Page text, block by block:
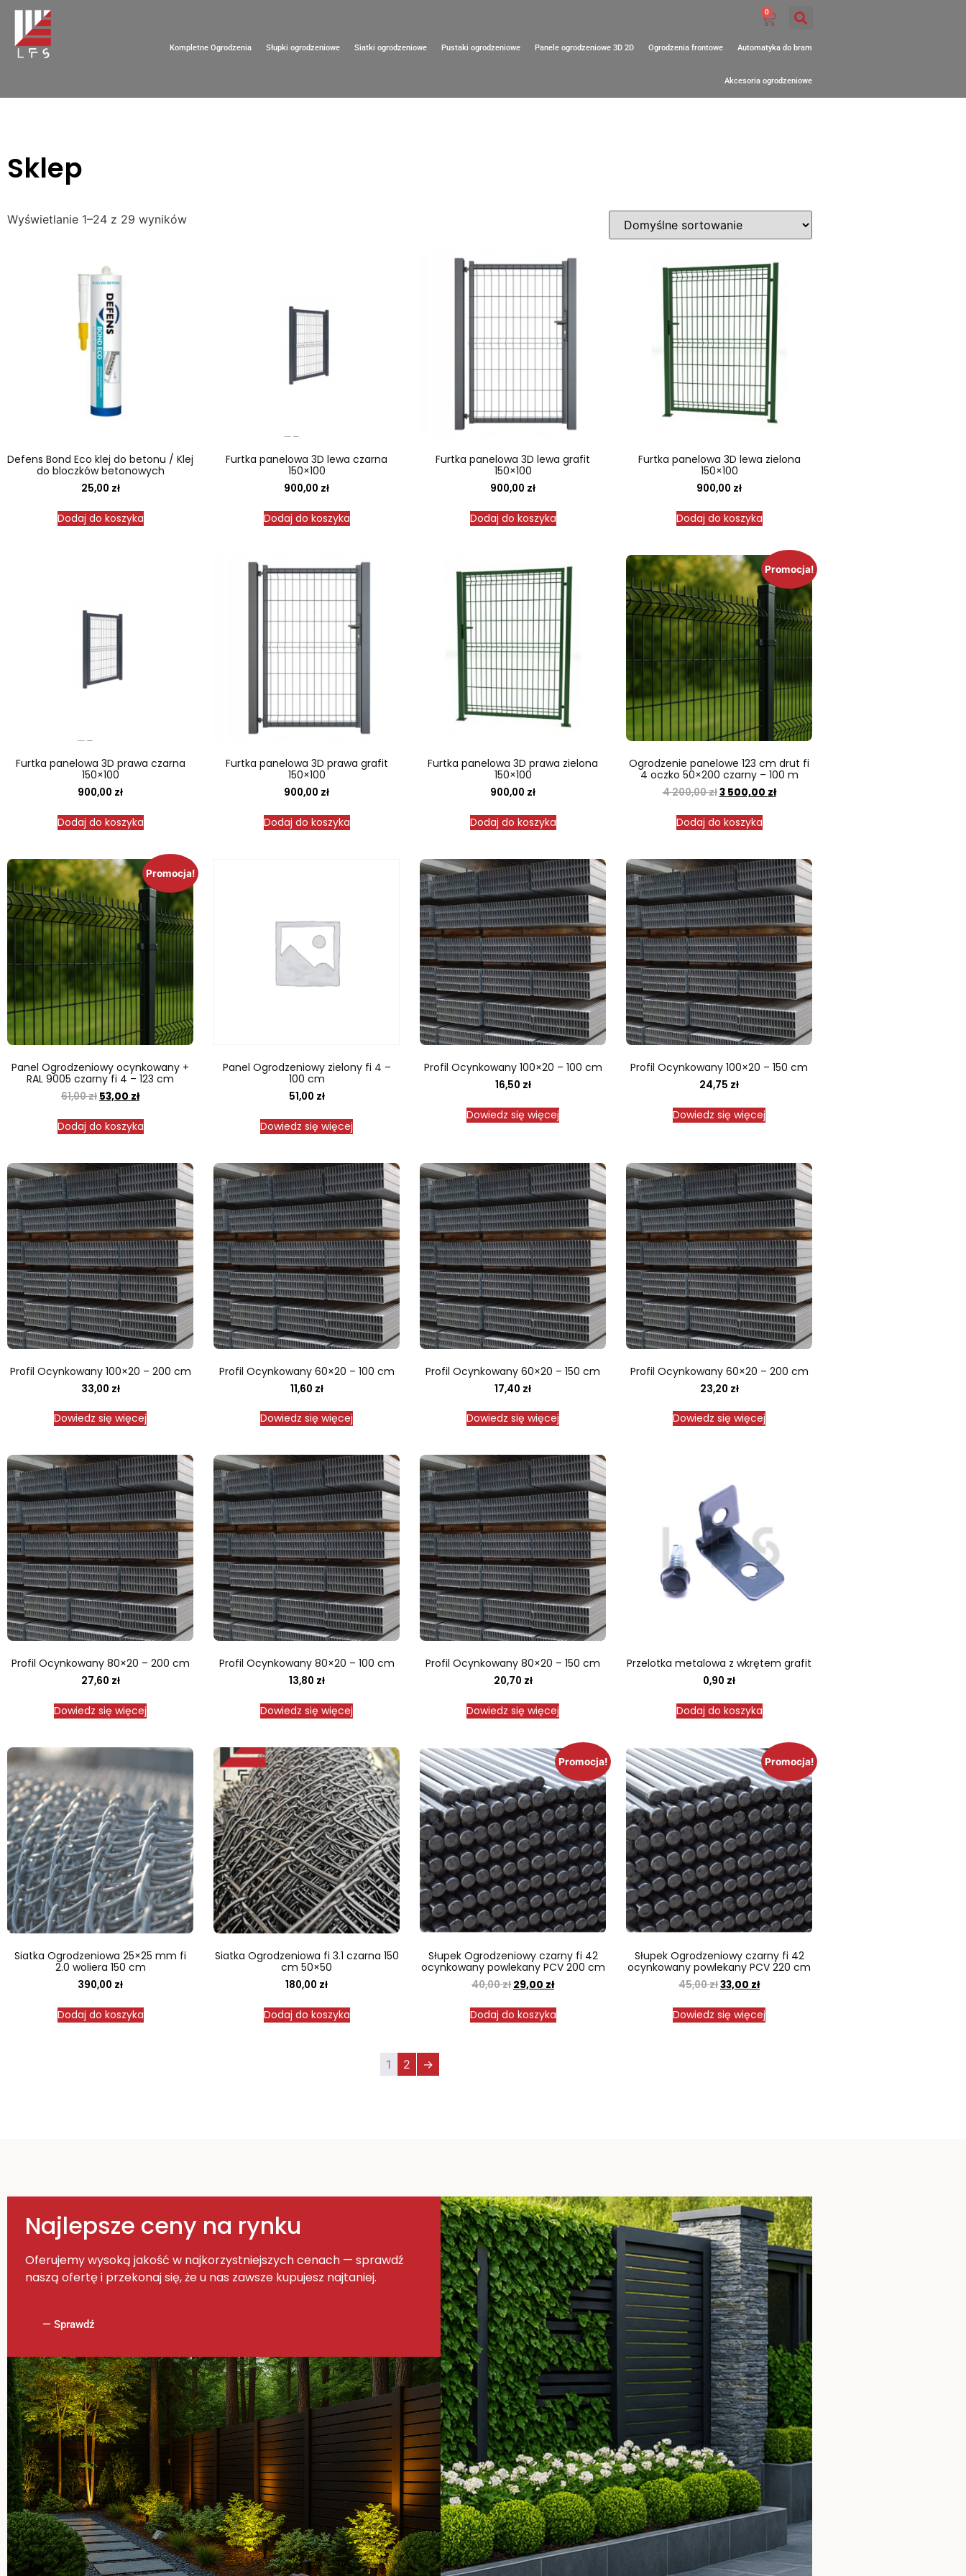
0
Kompletne Ogrodzenia Słupki ogrodzeniowe Siatki ogrodzeniowe Pustaki ogrodzeniowe Panele ogrodzeniowe 3D 2D Ogrodzenia frontowe Automatyka do bram
Akcesoria ogrodzeniowe
Sklep
Wyświetlanie 1–24 z 29 wyników
Defens Bond Eco klej do betonu / Klej
do bloczków betonowych
25,00 zł
Dodaj do koszyka
Furtka panelowa 3D lewa czarna
150×100
900,00 zł
Dodaj do koszyka
Furtka panelowa 3D lewa grafit
150×100
900,00 zł
Dodaj do koszyka
Furtka panelowa 3D lewa zielona
150×100
900,00 zł
Dodaj do koszyka
Furtka panelowa 3D prawa czarna
150×100
900,00 zł
Dodaj do koszyka
Furtka panelowa 3D prawa grafit
150×100
900,00 zł
Dodaj do koszyka
Furtka panelowa 3D prawa zielona
150×100
900,00 zł
Dodaj do koszyka
Promocja!
Ogrodzenie panelowe 123 cm drut fi
4 oczko 50×200 czarny – 100 m
4 200,00zł3 500,00 zł
Dodaj do koszyka
Promocja!
Panel Ogrodzeniowy ocynkowany +
RAL 9005 czarny fi 4 – 123 cm
61,00zł 53,00 zł
Dodaj do koszyka
Panel Ogrodzeniowy zielony fi 4 –
100 cm
51,00 zł
Dowiedz się więcej
Profil Ocynkowany 100×20 – 100 cm
16,50 zł
Dowiedz się więcej
Profil Ocynkowany 100×20 – 150 cm
24,75 zł
Dowiedz się więcej
Profil Ocynkowany 100×20 – 200 cm
33,00 zł
Dowiedz się więcej
Profil Ocynkowany 60×20 – 100 cm
11,60 zł
Dowiedz się więcej
Profil Ocynkowany 60×20 – 150 cm
17,40 zł
Dowiedz się więcej
Profil Ocynkowany 60×20 – 200 cm
23,20 zł
Dowiedz się więcej
Profil Ocynkowany 80×20 – 200 cm
27,60 zł
Dowiedz się więcej
Profil Ocynkowany 80×20 – 100 cm
13,80 zł
Dowiedz się więcej
Profil Ocynkowany 80×20 – 150 cm
20,70 zł
Dowiedz się więcej
Przelotka metalowa z wkrętem grafit
0,90 zł
Dodaj do koszyka
Siatka Ogrodzeniowa 25×25 mm fi
2.0 woliera 150 cm
390,00 zł
Dodaj do koszyka
Siatka Ogrodzeniowa fi 3.1 czarna 150
cm 50×50
180,00 zł
Dodaj do koszyka
Promocja!
Słupek Ogrodzeniowy czarny fi 42
ocynkowany powlekany PCV 200 cm
40,00zł 29,00 zł
Dodaj do koszyka
Promocja!
Słupek Ogrodzeniowy czarny fi 42
ocynkowany powlekany PCV 220 cm
45,00zł33,00 zł
Dowiedz się więcej
1 2 →
Najlepsze ceny na rynku
Oferujemy wysoką jakość w najkorzystniejszych cenach — sprawdź
naszą ofertę i przekonaj się, że u nas zawsze kupujesz najtaniej.
— Sprawdź